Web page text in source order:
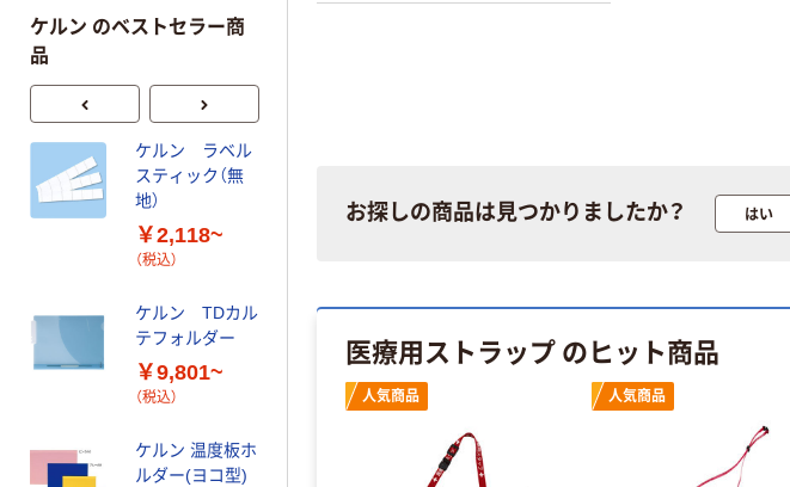
お探しの商品は見つかりましたか？ はい
医療用ストラップ のヒット商品
人気商品 人気商品
ケルン のベストセラー商
品
ケルン ラベル
スティック（無
地）
￥2,118~
（税込）
ケルン TDカル
テフォルダー
￥9,801~
（税込）
ケルン 温度板ホ
ルダー(ヨコ型)
ボックス KH-
ケルン カルテナ
ンバーラベル
￥1,382~
地）
￥2,118~
ケルン TDカル
テフォルダー
￥9,801~
（税込）
ケルン 温度板ホ
ルダー(ヨコ型)